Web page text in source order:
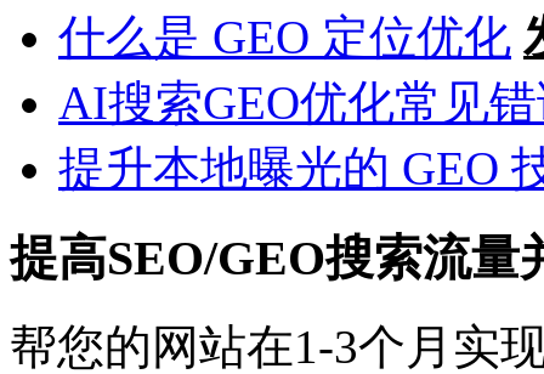
什么是 GEO 定位优化
AI搜索GEO优化常见
提升本地曝光的 GEO
提高SEO/GEO搜索流量
帮您的网站在1-3个月实